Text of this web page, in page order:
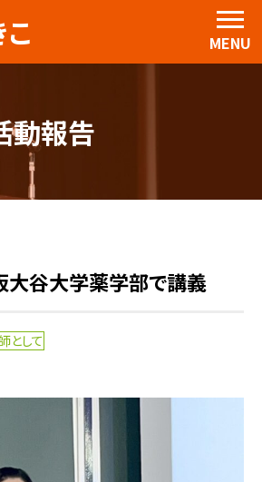
MENU
動報告
谷大学薬学部で講義
として